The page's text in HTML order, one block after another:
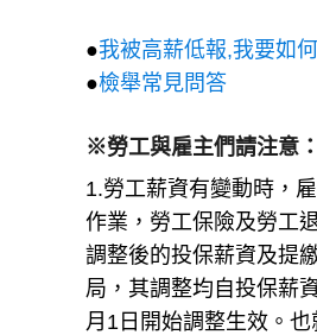
●我被高薪低報,我要如
●檢舉常見問答
※勞工與雇主們請注意：
1.勞工薪資有變動時，
作業，勞工保險及勞工
調整後的投保薪資及提
局，其調整均自投保薪
月1日開始調整生效。